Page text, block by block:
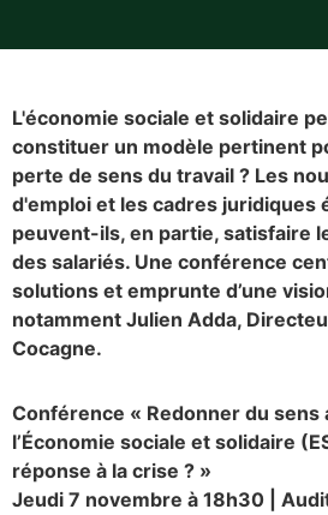
L'économie sociale et solidaire
constituer un modèle pertinent
perte de sens du travail ? Les
d'emploi et les cadres juridiques
peuvent-ils, en partie, satisfaire
des salariés. Une conférence
solutions et emprunte d’une
notamment Julien Adda,
Cocagne.
Conférence « Redonner du sens
l’Économie sociale et solidaire
réponse à la crise ? »
Jeudi 7 novembre à 18h30 |